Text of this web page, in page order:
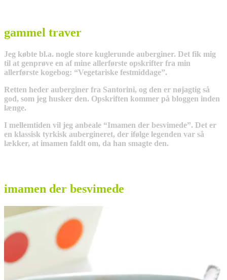
gammel traver
Jeg købte bl.a. nogle store kuglerunde auberginer. Det fik mig
til at genprøve en af mine allerførste opskrifter fra min
allerførste kogebog: “Vegetariske festmiddage”.
Retten heder auberginer fra Santorini, og den er nøjagtig så
god, som jeg husker den. Opskriften kommer på bloggen inden
længe.
I mellemtiden vil jeg anbeale “Imamen der besvimede”. Det er
en klassisk tyrkisk aubergineret, der ifølge legenden var så
lækker, at imamen faldt om, da han smagte den.
imamen der besvimede